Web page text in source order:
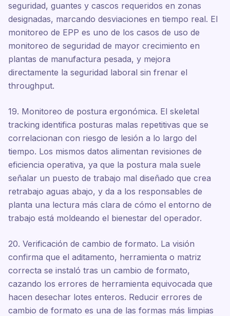
seguridad, guantes y cascos requeridos en zonas
designadas, marcando desviaciones en tiempo real. El
monitoreo de EPP es uno de los casos de uso de
monitoreo de seguridad de mayor crecimiento en
plantas de manufactura pesada, y mejora
directamente la seguridad laboral sin frenar el
throughput.
19. Monitoreo de postura ergonómica. El skeletal
tracking identifica posturas malas repetitivas que se
correlacionan con riesgo de lesión a lo largo del
tiempo. Los mismos datos alimentan revisiones de
eficiencia operativa, ya que la postura mala suele
señalar un puesto de trabajo mal diseñado que crea
retrabajo aguas abajo, y da a los responsables de
planta una lectura más clara de cómo el entorno de
trabajo está moldeando el bienestar del operador.
20. Verificación de cambio de formato. La visión
confirma que el aditamento, herramienta o matriz
correcta se instaló tras un cambio de formato,
cazando los errores de herramienta equivocada que
hacen desechar lotes enteros. Reducir errores de
cambio de formato es una de las formas más limpias